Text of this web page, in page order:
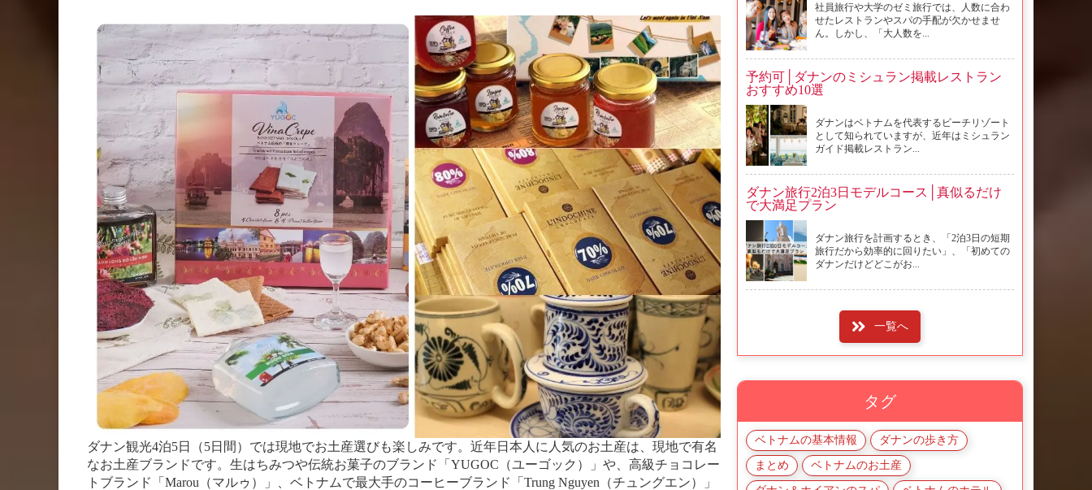
ダナン観光4泊5日（5日間）では現地でお土産選びも楽しみです。近年日本人に人気のお土産は、現地で有名
なお土産ブランドです。生はちみつや伝統お菓子のブランド「YUGOC（ユーゴック）」や、高級チョコレー
トブランド「Marou（マルゥ）」、ベトナムで最大手のコーヒーブランド「Trung Nguyen（チュングエン）」
社員旅行や大学のゼミ旅行では、人数に合わ
せたレストランやスパの手配が欠かせませ
ん。しかし、「大人数を...
予約可│ダナンのミシュラン掲載レストラン
おすすめ10選
ダナンはベトナムを代表するビーチリゾート
として知られていますが、近年はミシュラン
ガイド掲載レストラン...
ダナン旅行2泊3日モデルコース│真似るだけ
で大満足プラン
ダナン旅行を計画するとき、「2泊3日の短期
旅行だから効率的に回りたい」、「初めての
ダナンだけどどこがお...
一覧へ
タグ
ベトナムの基本情報 ダナンの歩き方
まとめ ベトナムのお土産